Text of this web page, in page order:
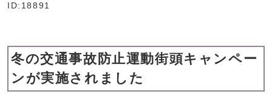
ID:18891
冬の交通事故防止運動街頭キャンペー
ンが実施されました